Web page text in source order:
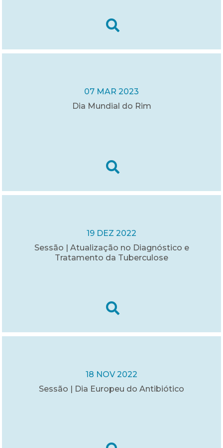
07 MAR 2023
Dia Mundial do Rim
19 DEZ 2022
Sessão | Atualização no Diagnóstico e
Tratamento da Tuberculose
18 NOV 2022
Sessão | Dia Europeu do Antibiótico